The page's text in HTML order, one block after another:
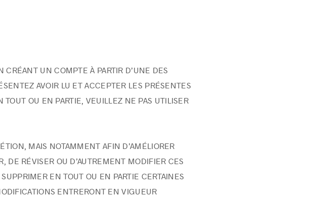
CRÉANT UN COMPTE À PARTIR D’UNE DES
AVOIR LU ET ACCEPTER LES PRÉSENTES
OU EN PARTIE, VEUILLEZ NE PAS UTILISER
MAIS NOTAMMENT AFIN D’AMÉLIORER
DE RÉVISER OU D’AUTREMENT MODIFIER CES
EN TOUT OU EN PARTIE CERTAINES
ENTRERONT EN VIGUEUR